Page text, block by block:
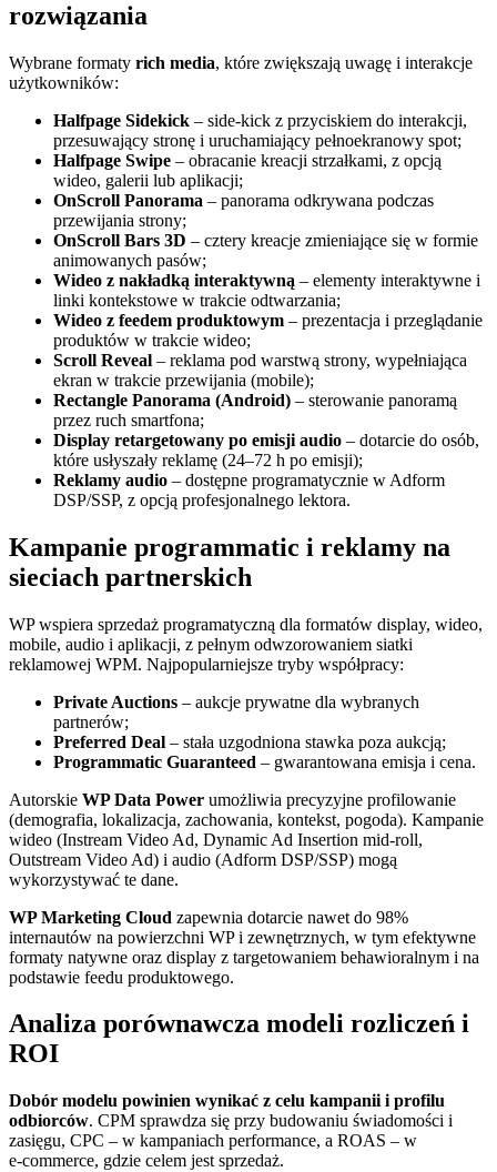
rozwiązania
Wybrane formaty rich media, które zwiększają uwagę i interakcje
użytkowników:
Halfpage Sidekick – side‑kick z przyciskiem do interakcji,
przesuwający stronę i uruchamiający pełnoekranowy spot;
Halfpage Swipe – obracanie kreacji strzałkami, z opcją
wideo, galerii lub aplikacji;
OnScroll Panorama – panorama odkrywana podczas
przewijania strony;
OnScroll Bars 3D – cztery kreacje zmieniające się w formie
animowanych pasów;
Wideo z nakładką interaktywną – elementy interaktywne i
linki kontekstowe w trakcie odtwarzania;
Wideo z feedem produktowym – prezentacja i przeglądanie
produktów w trakcie wideo;
Scroll Reveal – reklama pod warstwą strony, wypełniająca
ekran w trakcie przewijania (mobile);
Rectangle Panorama (Android) – sterowanie panoramą
przez ruch smartfona;
Display retargetowany po emisji audio – dotarcie do osób,
które usłyszały reklamę (24–72 h po emisji);
Reklamy audio – dostępne programatycznie w Adform
DSP/SSP, z opcją profesjonalnego lektora.
Kampanie programmatic i reklamy na
sieciach partnerskich
WP wspiera sprzedaż programatyczną dla formatów display, wideo,
mobile, audio i aplikacji, z pełnym odwzorowaniem siatki
reklamowej WPM. Najpopularniejsze tryby współpracy:
Private Auctions – aukcje prywatne dla wybranych
partnerów;
Preferred Deal – stała uzgodniona stawka poza aukcją;
Programmatic Guaranteed – gwarantowana emisja i cena.
Autorskie WP Data Power umożliwia precyzyjne profilowanie
(demografia, lokalizacja, zachowania, kontekst, pogoda). Kampanie
wideo (Instream Video Ad, Dynamic Ad Insertion mid‑roll,
Outstream Video Ad) i audio (Adform DSP/SSP) mogą
wykorzystywać te dane.
WP Marketing Cloud zapewnia dotarcie nawet do 98%
internautów na powierzchni WP i zewnętrznych, w tym efektywne
formaty natywne oraz display z targetowaniem behawioralnym i na
podstawie feedu produktowego.
Analiza porównawcza modeli rozliczeń i
ROI
Dobór modelu powinien wynikać z celu kampanii i profilu
odbiorców. CPM sprawdza się przy budowaniu świadomości i
zasięgu, CPC – w kampaniach performance, a ROAS – w
e‑commerce, gdzie celem jest sprzedaż.